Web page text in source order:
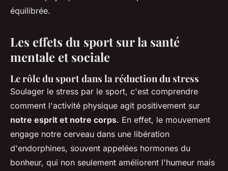
équilibrée.
Les effets du sport sur la santé
mentale et sociale
Le rôle du sport dans la réduction du stress
Soulager le stress par le sport, c'est comprendre
comment l'activité physique agit positivement sur
notre esprit et notre corps. En effet, le mouvement
engage notre cerveau dans une libération
d'endorphines, souvent appelées hormones du
bonheur, qui non seulement améliorent l'humeur mais